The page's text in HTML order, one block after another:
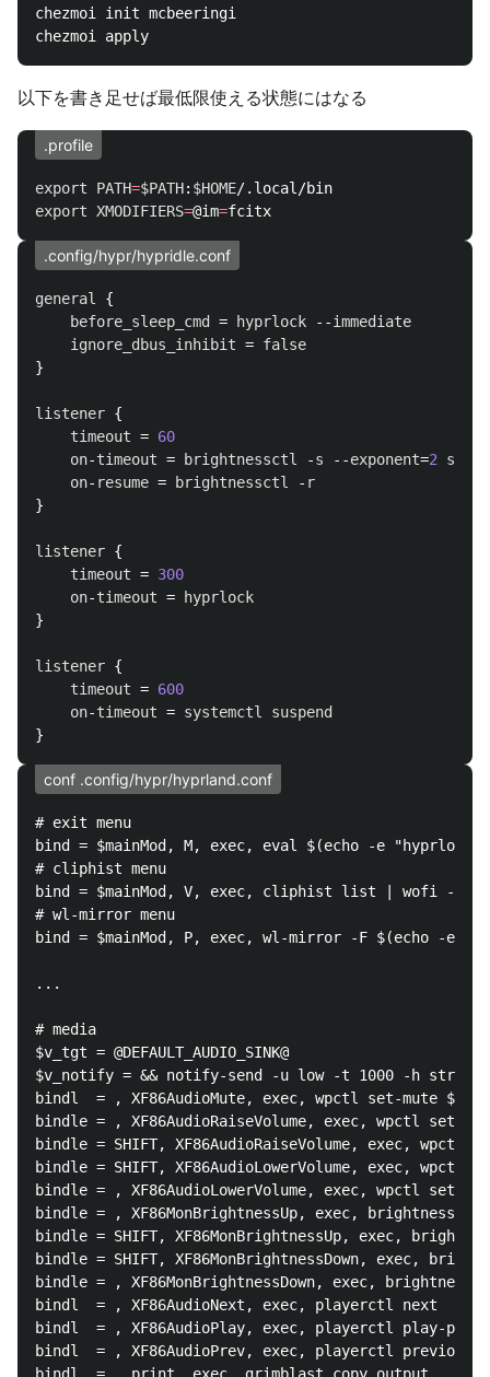
chezmoi init mcbeeringi
以下を書き足せば最低限使える状態にはなる
.profile
export PATH=$PATH: $HOME
export XMODIFIERS=@im=
.config/hypr/hypridle.conf
general
{
before_sleep_cmd
= hyprlock --immediate
ignore_dbus_inhibit = false
}
listener {
timeout = 60
on-timeout = brightnessctl -s --exponent=2 s
on- resume = brightnessctl - r
}
listener {
timeout = 300
on-timeout =
hyprlock
}
listener {
timeout = 600
on-timeout = systemctl
suspend
conf .config/hypr/hyprland.conf
# exit menu
bind = $mainMod, M, exec, eval $(echo -e
# cliphist menu
bind = $mainMod, V, exec, cliphist list | wofi -d
# wl-mirror menu
bind = $mainMod, P, exec, wl-mirror -F $(echo
...
# media
$v_tgt = @DEFAULT_AUDIO_SINK@
$v_notify = && notify-send -u low -t 1000 -h
bindl  = , XF86AudioMute, exec, wpctl set-mute
bindle = , XF86AudioRaiseVolume, exec, wpctl set-
bindle = SHIFT, XF86AudioRaiseVolume, exec,
bindle = SHIFT, XF86AudioLowerVolume, exec, wpctl
bindle = , XF86AudioLowerVolume, exec, wpctl set-
bindle = , XF86MonBrightnessUp, exec, brightnessctl
bindle = SHIFT, XF86MonBrightnessUp, exec,
bindle = SHIFT, XF86MonBrightnessDown, exec,
bindle = , XF86MonBrightnessDown, exec,
bindl  = , XF86AudioNext, exec, playerctl next
bindl  = , XF86AudioPlay, exec, playerctl play-
bindl  = , XF86AudioPrev, exec, playerctl previous